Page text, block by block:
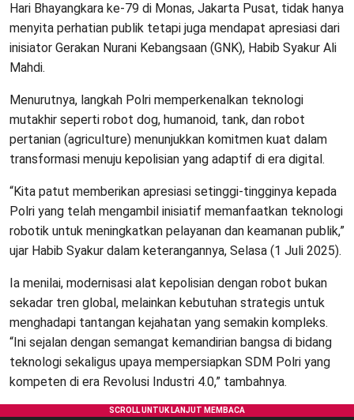
Hari Bhayangkara ke-79 di Monas, Jakarta Pusat, tidak hanya
menyita perhatian publik tetapi juga mendapat apresiasi dari
inisiator Gerakan Nurani Kebangsaan (GNK), Habib Syakur Ali
Mahdi.
Menurutnya, langkah Polri memperkenalkan teknologi
mutakhir seperti robot dog, humanoid, tank, dan robot
pertanian (agriculture) menunjukkan komitmen kuat dalam
transformasi menuju kepolisian yang adaptif di era digital.
“Kita patut memberikan apresiasi setinggi-tingginya kepada
Polri yang telah mengambil inisiatif memanfaatkan teknologi
robotik untuk meningkatkan pelayanan dan keamanan publik,”
ujar Habib Syakur dalam keterangannya, Selasa (1 Juli 2025).
Ia menilai, modernisasi alat kepolisian dengan robot bukan
sekadar tren global, melainkan kebutuhan strategis untuk
menghadapi tantangan kejahatan yang semakin kompleks.
“Ini sejalan dengan semangat kemandirian bangsa di bidang
teknologi sekaligus upaya mempersiapkan SDM Polri yang
kompeten di era Revolusi Industri 4.0,” tambahnya.